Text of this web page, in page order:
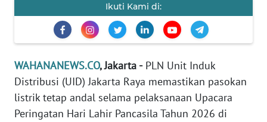
Ikuti Kami di:
WAHANANEWS.CO, Jakarta -PLN Unit Induk
Distribusi (UID) Jakarta Raya memastikan pasokan
listrik tetap andal selama pelaksanaan Upacara
Peringatan Hari Lahir Pancasila Tahun 2026 di
EDITORIAL
Informasi
INDEKS
BERITA